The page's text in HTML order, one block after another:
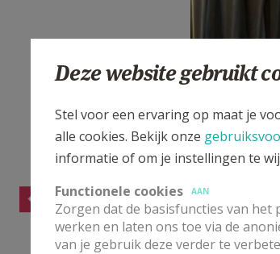
Deze website gebruikt
Stel voor een ervaring op maat je
alle cookies. Bekijk onze
informatie of om je instellingen te
Functionele cookies
AAN
Zorgen dat de basisfuncties van het
werken en laten ons toe via de
van je gebruik deze verder te